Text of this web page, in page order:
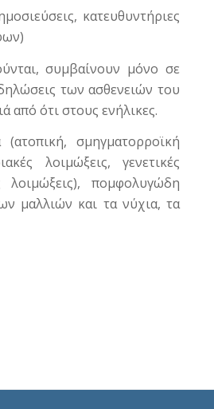
κατευθυντήριες
συμβαίνουν μόνο σε
των ασθενειών του
από ότι στους ενήλικες.
σμηγματορροϊκή
λοιμώξεις, γενετικές
λοιμώξεις), πομφολυγώδη
μαλλιών και τα νύχια, τα